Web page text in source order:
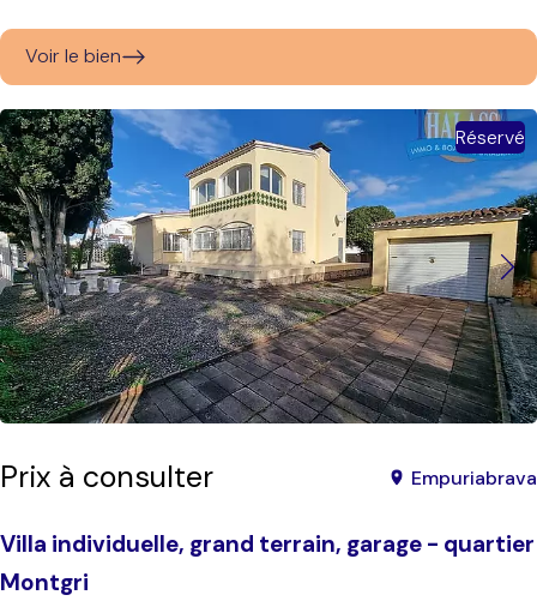
Voir le bien
Réservé
Prix à consulter Empuriabrava
Villa individuelle, grand terrain, garage - quartier
Montgri